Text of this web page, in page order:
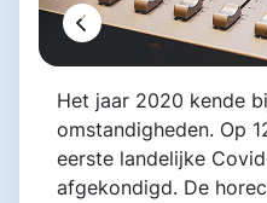
Het jaar 2020 kende
omstandigheden. Op
eerste landelijke
afgekondigd. De